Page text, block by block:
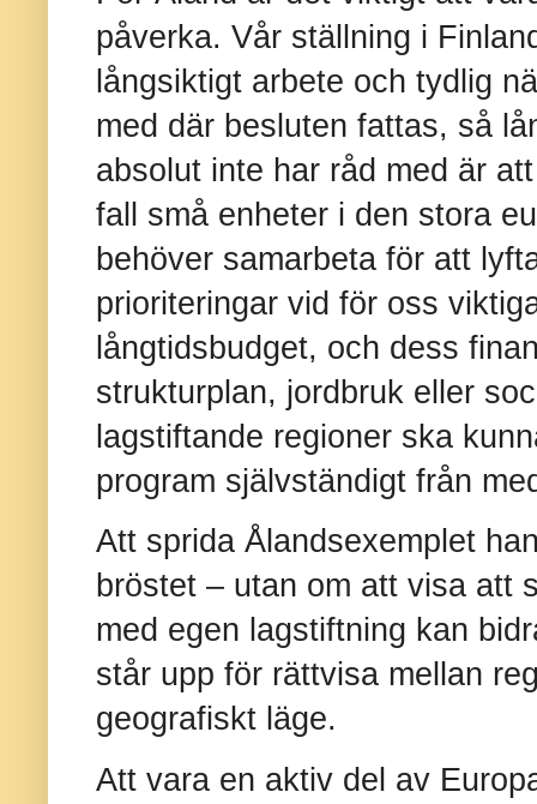
påverka. Vår ställning i
långsiktigt arbete och tydlig
med där besluten fattas, så
absolut inte har råd med är
fall små enheter i den stora
behöver samarbeta för att
prioriteringar vid för oss
långtidsbudget, och dess
strukturplan, jordbruk eller
lagstiftande regioner ska
program självständigt från
Att sprida Ålandsexemplet
bröstet – utan om att visa att
med egen lagstiftning kan
står upp för rättvisa mellan
geografiskt läge.
Att vara en aktiv del av